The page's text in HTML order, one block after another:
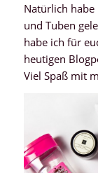
Natürlich habe
und Tuben
habe ich für
heutigen
Viel Spaß mit